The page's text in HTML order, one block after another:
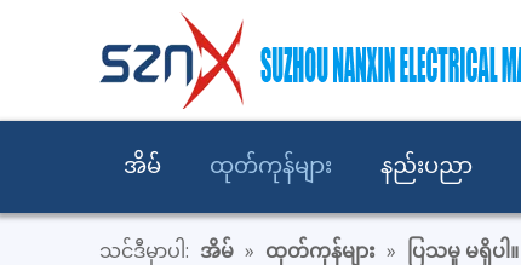
အိမ် ထုတ်ကုန်များ နည်းပညာ
သင်ဒီမှာပါ: အိမ် » ထုတ်ကုန်များ » ပြသမှု မရှိပါ။